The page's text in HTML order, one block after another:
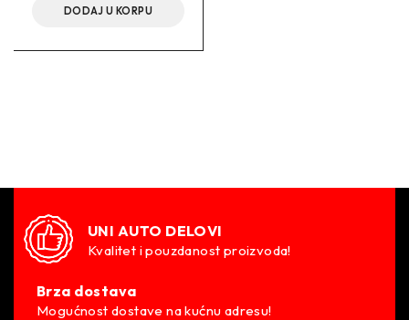
DODAJ U KORPU
UNI AUTO DELOVI
Kvalitet i pouzdanost proizvoda!
Brza dostava
Mogućnost dostave na kućnu adresu!